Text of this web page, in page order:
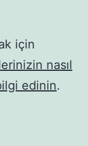
için
nasıl
edinin.